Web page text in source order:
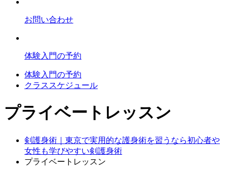
お問い合わせ
体験入門の予約
体験入門の予約
クラススケジュール
プライベートレッスン
剣護身術｜東京で実用的な護身術を習うなら初心者や
女性も学びやすい剣護身術
プライベートレッスン